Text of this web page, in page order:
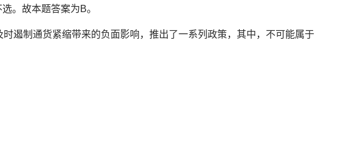
。故本题答案为B。
遏制通货紧缩带来的负面影响，推出了一系列政策，其中，不可能属于